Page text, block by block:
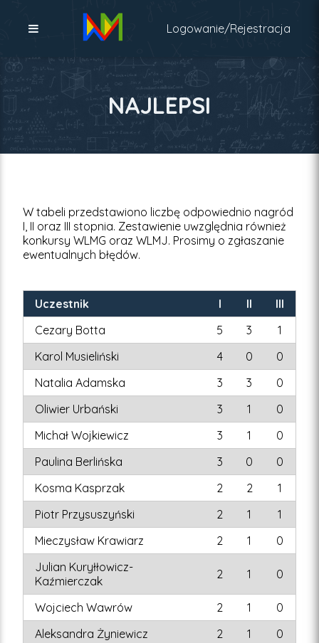
Logowanie/Rejestracja
NAJLEPSI
W tabeli przedstawiono liczbę odpowiednio nagród
I, II oraz III stopnia. Zestawienie uwzględnia również
konkursy WLMG oraz WLMJ. Prosimy o zgłaszanie
ewentualnych błędów.
Uczestnik I II
III
Cezary Botta
5 3
1
Karol Musieliński
4 0
0
Natalia Adamska
3 3
0
Oliwier Urbański
3 1
0
Michał Wojkiewicz
3 1
0
Paulina Berlińska
3 0
0
Kosma Kasprzak
2 2
1
Piotr Przysuszyński
2 1
1
Mieczysław Krawiarz
2 1
0
Julian Kuryłłowicz-
Kaźmierczak
2 1 0
Wojciech Wawrów 2 1
0
Aleksandra Żyniewicz
2 1
0